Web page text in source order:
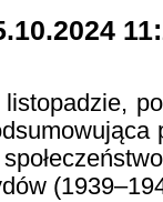
listopadzie,